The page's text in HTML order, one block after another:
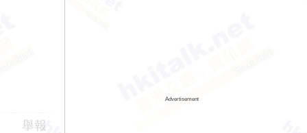
舉報
Advertisement